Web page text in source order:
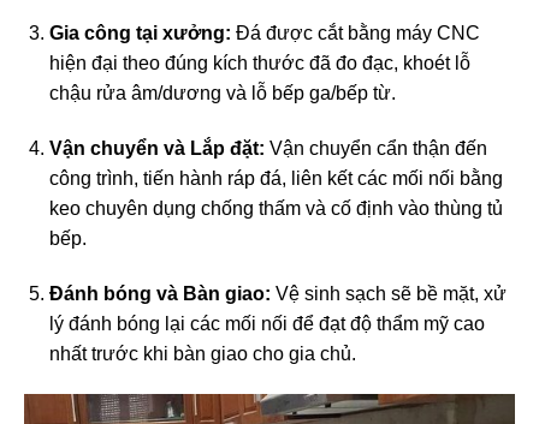
Gia công tại xưởng: Đá được cắt bằng máy CNC
hiện đại theo đúng kích thước đã đo đạc, khoét lỗ
chậu rửa âm/dương và lỗ bếp ga/bếp từ.
Vận chuyển và Lắp đặt: Vận chuyển cẩn thận đến
công trình, tiến hành ráp đá, liên kết các mối nối bằng
keo chuyên dụng chống thấm và cố định vào thùng tủ
bếp.
Đánh bóng và Bàn giao: Vệ sinh sạch sẽ bề mặt, xử
lý đánh bóng lại các mối nối để đạt độ thẩm mỹ cao
nhất trước khi bàn giao cho gia chủ.